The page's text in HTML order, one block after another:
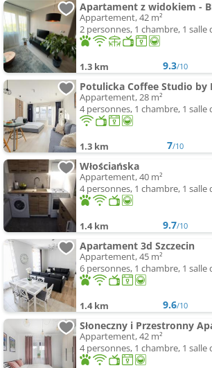
Appartement, 42 m²
2 personnes, 1 chambre, 1 salle
1.3 km 9.3/10
Potulicka Coffee Studio by
Appartement, 28 m²
4 personnes, 1 chambre, 1 salle
1.3 km 7/10
Włościańska
Appartement, 40 m²
4 personnes, 1 chambre, 1 salle
1.4 km 9.7/10
Apartament 3d Szczecin
Appartement, 45 m²
6 personnes, 1 chambre, 1 salle
1.4 km 9.6/10
Appartement, 42 m²
4 personnes, 1 chambre, 1 salle